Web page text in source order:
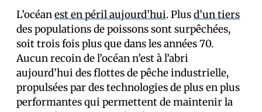
L’océanest en péril aujourd’hui. Plusd’un tiers
des populations de poissons sont surpêchées,
soit trois fois plus que dans les années 70.
Aucun recoin de l’océan n’est à l’abri
aujourd’hui des flottes de pêche industrielle,
propulsées par des technologies de plus en plus
performantes qui permettent de maintenir la